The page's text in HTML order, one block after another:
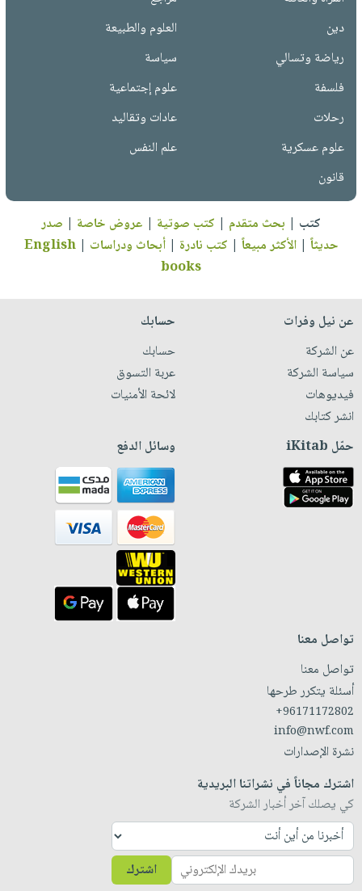
دين
العلوم والطبيعة
رياضة وتسالي
سياسة
فلسفة
علوم إجتماعية
رحلات
عادات وتقاليد
علوم عسكرية
علم النفس
قانون
كتب | بحث متقدم | كتب صوتية | عروض خاصة | صدر
حديثاً |الأكثر مبيعاً | كتب نادرة |أبحاث ودراسات |
English
books
عن نيل وفرات
عن الشركة
سياسة الشركة
فيديوهات
انشر كتابك
حسابك
حسابك
عربة التسوق
لائحة الأمنيات
حمّل iKitab وسائل الدفع
تواصل معنا
تواصل معنا
أسئلة يتكرر طرحها
+96171172802
info@nwf.com
نشرة الإصدارات
اشترك مجاناً في نشراتنا البريدية
كي يصلك آخر أخبار الشركة
اشترك